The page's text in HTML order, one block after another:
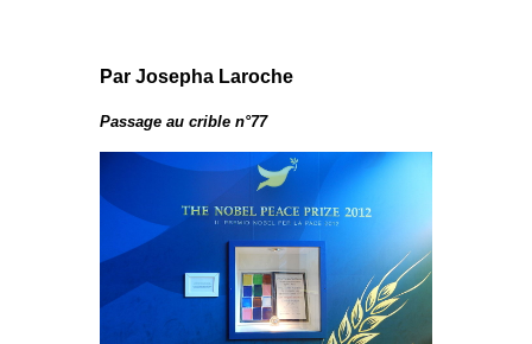
Par Josepha Laroche
Passage au crible n°77